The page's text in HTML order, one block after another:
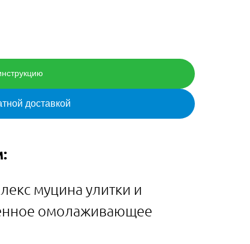
доставкой
муцина улитки и
омолаживающее